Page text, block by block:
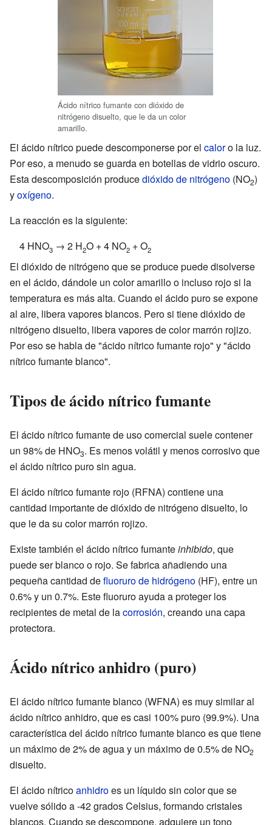
Ácido nítrico fumante con dióxido de
nitrógeno disuelto, que le da un color
amarillo.
El ácido nítrico puede descomponerse por el caloro la luz.
Por eso, a menudo se guarda en botellas de vidrio oscuro.
Esta descomposición producedióxido de nitrógeno (NO2)
yoxígeno.
La reacción es la siguiente:
4 HNO3 → 2 H2O + 4 NO2 + O2
El dióxido de nitrógeno que se produce puede disolverse
en el ácido, dándole un color amarillo o incluso rojo si la
temperatura es más alta. Cuando el ácido puro se expone
al aire, libera vapores blancos. Pero si tiene dióxido de
nitrógeno disuelto, libera vapores de color marrón rojizo.
Por eso se habla de "ácido nítrico fumante rojo" y "ácido
nítrico fumante blanco".
Tipos de ácido nítrico fumante
El ácido nítrico fumante de uso comercial suele contener
un 98% de HNO3. Es menos volátil y menos corrosivo que
el ácido nítrico puro sin agua.
El ácido nítrico fumante rojo (RFNA) contiene una
cantidad importante de dióxido de nitrógeno disuelto, lo
que le da su color marrón rojizo.
Existe también el ácido nítrico fumanteinhibido, que
puede ser blanco o rojo. Se fabrica añadiendo una
pequeña cantidad defluoruro de hidrógeno (HF), entre un
0.6% y un 0.7%. Este fluoruro ayuda a proteger los
recipientes de metal de lacorrosión, creando una capa
protectora.
Ácido nítrico anhidro (puro)
El ácido nítrico fumante blanco (WFNA) es muy similar al
ácido nítrico anhidro, que es casi 100% puro (99.9%). Una
característica del ácido nítrico fumante blanco es que tiene
un máximo de 2% de agua y un máximo de 0.5% de NO2
disuelto.
El ácido nítricoanhidroes un líquido sin color que se
vuelve sólido a -42 grados Celsius, formando cristales
blancos. Cuando se descompone, adquiere un tono